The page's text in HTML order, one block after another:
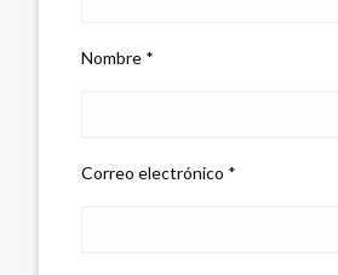
Nombre *
Correo electrónico *